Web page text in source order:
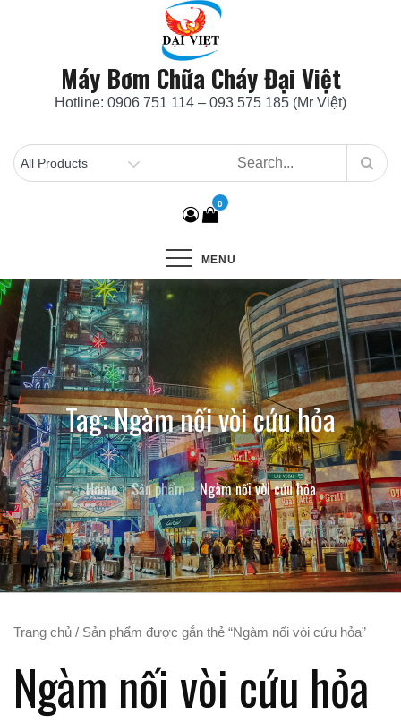
Máy Bơm Chữa Cháy Đại Việt
Hotline: 0906 751 114 – 093 575 185 (Mr Việt)
0
MENU
Tag:Ngàm nối vòi cứu hỏa
Home Sản phẩm Ngàm nối vòi cứu hỏa
Trang chủ / Sản phẩm được gắn thẻ “Ngàm nối vòi cứu hỏa”
Ngàm nối vòi cứu hỏa